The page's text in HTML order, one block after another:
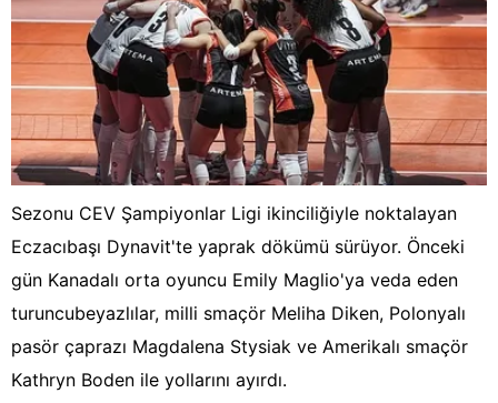
Sezonu CEV Şampiyonlar Ligi ikinciliğiyle noktalayan
Eczacıbaşı Dynavit'te yaprak dökümü sürüyor. Önceki
gün Kanadalı orta oyuncu Emily Maglio'ya veda eden
turuncubeyazlılar, milli smaçör Meliha Diken, Polonyalı
pasör çaprazı Magdalena Stysiak ve Amerikalı smaçör
Kathryn Boden ile yollarını ayırdı.